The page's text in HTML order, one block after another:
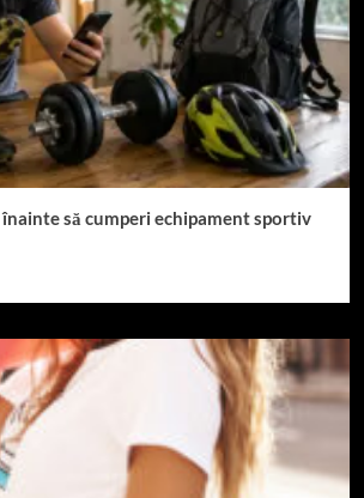
să cumperi echipament sportiv